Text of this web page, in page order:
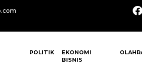
POLITIK
EKONOMI
BISNIS